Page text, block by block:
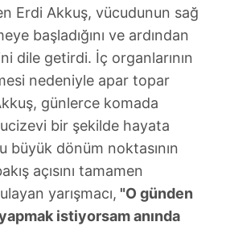
Erdi Akkuş, vücudunun sağ
başladığını ve ardından
dile getirdi. İç organlarının
nedeniyle apar topar
günlerce komada
bir şekilde hayata
büyük dönüm noktasının
açısını tamamen
yarışmacı, "O günden
istiyorsam anında